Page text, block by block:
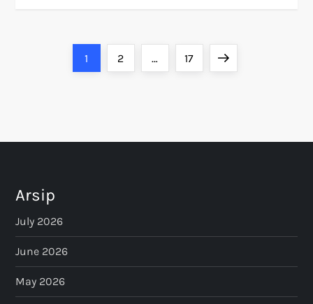
s
p
a
g
Page
1 Page
2 … Page
17 Next
Arsip
July 2026
June 2026
May 2026